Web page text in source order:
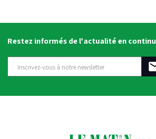
Restez informés de l'actualité en continu